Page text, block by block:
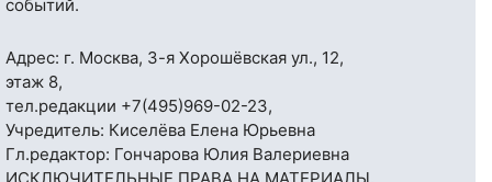
событий.
Адрес: г. Москва, 3-я Хорошёвская ул., 12,
этаж 8,
тел.редакции +7(495)969-02-23,
Учредитель: Киселёва Елена Юрьевна
Гл.редактор: Гончарова Юлия Валериевна
ИСКЛЮЧИТЕЛЬНЫЕ ПРАВА НА МАТЕРИАЛЫ,